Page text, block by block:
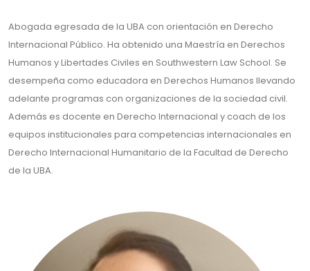
Abogada egresada de la UBA con orientación en Derecho
Internacional Público. Ha obtenido una Maestría en Derechos
Humanos y Libertades Civiles en Southwestern Law School. Se
desempeña como educadora en Derechos Humanos llevando
adelante programas con organizaciones de la sociedad civil.
Además es docente en Derecho Internacional y coach de los
equipos institucionales para competencias internacionales en
Derecho Internacional Humanitario de la Facultad de Derecho
de la UBA.